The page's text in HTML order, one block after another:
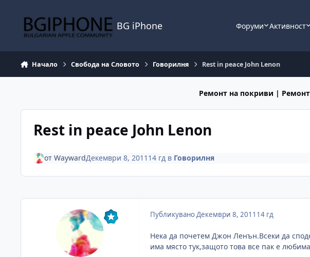
BG iPhone Форуми Активност
Начало Свобода на Словото Говорилня Rest in peace John Lenon
Ремонт на покриви |
Rest in peace John Lenon
от WaywardДекември 8, 2011 14 гдв Говорилня
Публикувано Декември 8, 2011 14 гд
Нека да почетем Джон Ленън.Всеки да
има място тук,защото това все пак е